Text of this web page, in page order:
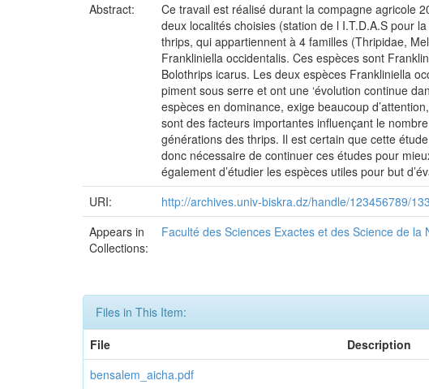
Abstract:
Ce travail est réalisé durant la compagne agricole
deux localités choisies (station de l I.T.D.A.S pour
thrips, qui appartiennent à 4 familles (Thripidae,
Frankliniella occidentalis. Ces espèces sont
Bolothrips icarus. Les deux espèces Frankliniella
piment sous serre et ont une ‘évolution continue
espèces en dominance, exige beaucoup
sont des facteurs importantes influençant le
générations des thrips. Il est certain que cette
donc nécessaire de continuer ces études pour
également d’étudier les espèces utiles pour but
URI:
http://archives.univ-biskra.dz/handle/123456789/
Appears in
Collections:
Faculté des Sciences Exactes et des Science de la
Files in This Item:
File
Description
bensalem_aicha.pdf